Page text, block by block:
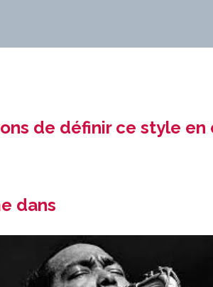
de définir ce style
dans